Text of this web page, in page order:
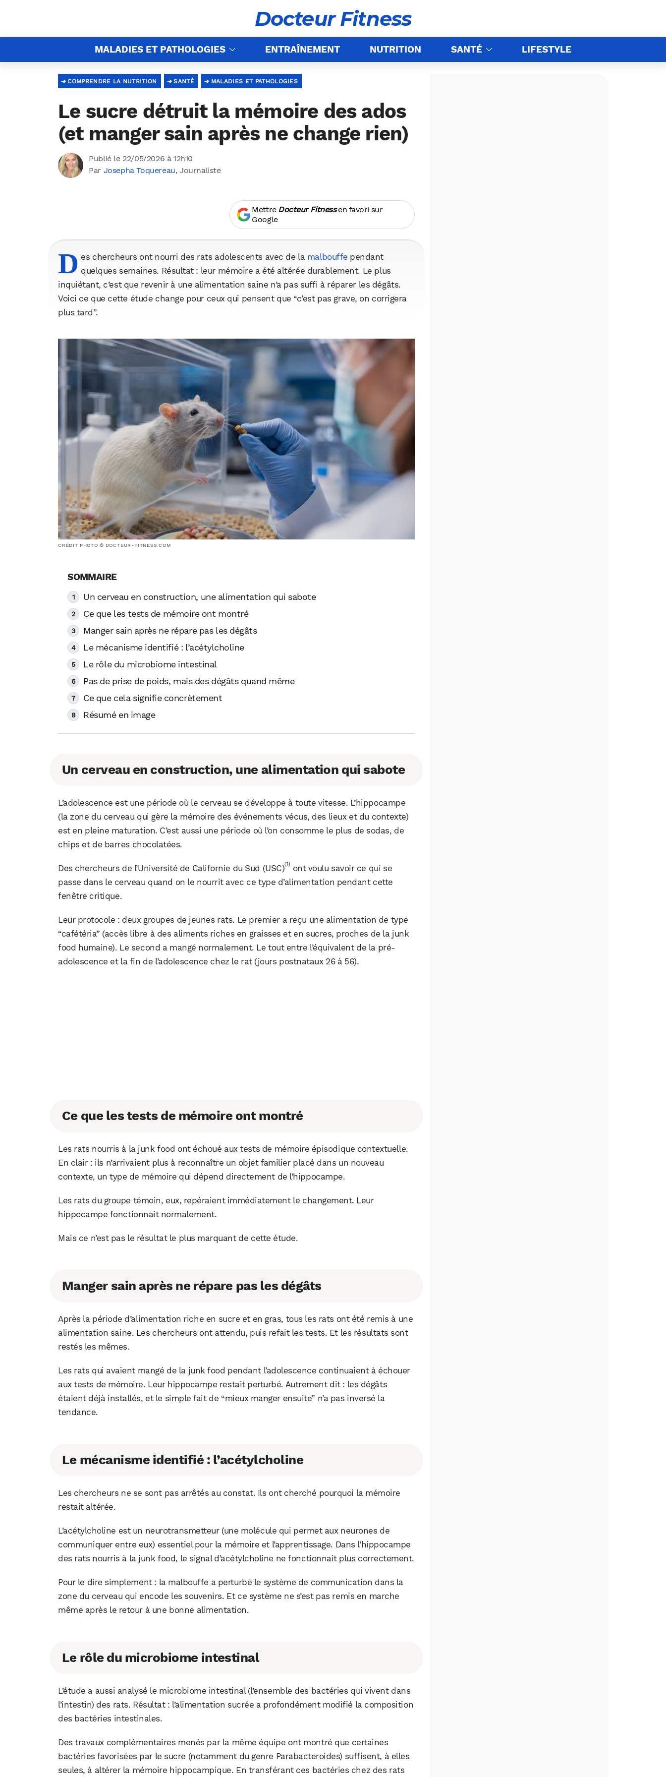
Docteur Fitness
MALADIES ET PATHOLOGIES ENTRAÎNEMENT NUTRITION SANTÉ LIFESTYLE
MALADIES ET PATHOLOGIES
COMPRENDRE LA NUTRITION SANTÉ
Le sucre détruit la mémoire des ados
(et manger sain après ne change rien)
Publié le 22/05/2026 à 12h10
Par Josepha Toquereau, Journaliste
Mettre Docteur Fitnessen favori sur
Google
D es chercheurs ont nourri des rats adolescents avec de la malbouffe pendant
quelques semaines. Résultat : leur mémoire a été altérée durablement. Le plus
inquiétant, c’est que revenir à une alimentation saine n’a pas suffi à réparer les dégâts.
Voici ce que cette étude change pour ceux qui pensent que “c’est pas grave, on corrigera
plus tard”.
CRÉDIT PHOTO © DOCTEUR-FITNESS.COM
Un cerveau en construction, une alimentation qui sabote
Ce que les tests de mémoire ont montré
Manger sain après ne répare pas les dégâts
Le mécanisme identifié : l’acétylcholine
Le rôle du microbiome intestinal
Pas de prise de poids, mais des dégâts quand même
Ce que cela signifie concrètement
Résumé en image
Un cerveau en construction, une alimentation qui sabote
L’adolescence est une période où le cerveau se développe à toute vitesse. L’hippocampe
(la zone du cerveau qui gère la mémoire des événements vécus, des lieux et du contexte)
est en pleine maturation. C’est aussi une période où l’on consomme le plus de sodas, de
chips et de barres chocolatées.
Des chercheurs de l’Université de Californie du Sud (USC)(1) ont voulu savoir ce qui se
passe dans le cerveau quand on le nourrit avec ce type d’alimentation pendant cette
fenêtre critique.
Leur protocole : deux groupes de jeunes rats. Le premier a reçu une alimentation de type
“cafétéria” (accès libre à des aliments riches en graisses et en sucres, proches de la junk
food humaine). Le second a mangé normalement. Le tout entre l’équivalent de la pré-
adolescence et la fin de l’adolescence chez le rat (jours postnataux 26 à 56).
Ce que les tests de mémoire ont montré
Les rats nourris à la junk food ont échoué aux tests de mémoire épisodique contextuelle.
En clair : ils n’arrivaient plus à reconnaître un objet familier placé dans un nouveau
contexte, un type de mémoire qui dépend directement de l’hippocampe.
Les rats du groupe témoin, eux, repéraient immédiatement le changement. Leur
hippocampe fonctionnait normalement.
Mais ce n’est pas le résultat le plus marquant de cette étude.
Manger sain après ne répare pas les dégâts
Après la période d’alimentation riche en sucre et en gras, tous les rats ont été remis à une
alimentation saine. Les chercheurs ont attendu, puis refait les tests. Et les résultats sont
restés les mêmes.
Les rats qui avaient mangé de la junk food pendant l’adolescence continuaient à échouer
aux tests de mémoire. Leur hippocampe restait perturbé. Autrement dit : les dégâts
étaient déjà installés, et le simple fait de “mieux manger ensuite” n’a pas inversé la
tendance.
Le mécanisme identifié : l’acétylcholine
Les chercheurs ne se sont pas arrêtés au constat. Ils ont cherché pourquoi la mémoire
restait altérée.
L’acétylcholine est un neurotransmetteur (une molécule qui permet aux neurones de
communiquer entre eux) essentiel pour la mémoire et l’apprentissage. Dans l’hippocampe
des rats nourris à la junk food, le signal d’acétylcholine ne fonctionnait plus correctement.
Pour le dire simplement : la malbouffe a perturbé le système de communication dans la
zone du cerveau qui encode les souvenirs. Et ce système ne s’est pas remis en marche
même après le retour à une bonne alimentation.
Le rôle du microbiome intestinal
L’étude a aussi analysé le microbiome intestinal (l’ensemble des bactéries qui vivent dans
l’intestin) des rats. Résultat : l’alimentation sucrée a profondément modifié la composition
des bactéries intestinales.
Des travaux complémentaires menés par la même équipe ont montré que certaines
bactéries favorisées par le sucre (notamment du genre Parabacteroides) suffisent, à elles
seules, à altérer la mémoire hippocampique. En transférant ces bactéries chez des rats
Facebook